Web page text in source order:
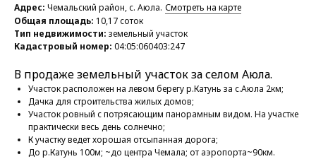
Адрес: Чемальский район, с. Аюла. Смотреть на карте
Общая площадь: 10,17 соток
Тип недвижимости: земельный участок
Кадастровый номер: 04:05:060403:247
В продаже земельный участок за селом Аюла.
Участок расположен на левом берегу р.Катунь за с.Аюла 2км;
Дачка для строительства жилых домов;
Участок ровный с потрясающим панорамным видом. На участке
практически весь день солнечно;
К участку ведет хорошая отсыпанная дорога;
До р.Катунь 100м; ~до центра Чемала; от аэропорта~90км.